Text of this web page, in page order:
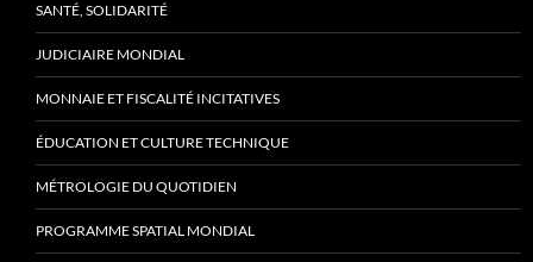
SANTÉ, SOLIDARITÉ
JUDICIAIRE MONDIAL
MONNAIE ET FISCALITÉ INCITATIVES
ÉDUCATION ET CULTURE TECHNIQUE
MÉTROLOGIE DU QUOTIDIEN
PROGRAMME SPATIAL MONDIAL